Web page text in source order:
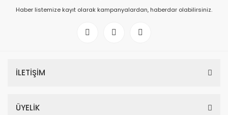
Haber listemize kayıt olarak kampanyalardan, haberdar olabilirsiniz.
İLETİŞİM
ÜYELİK